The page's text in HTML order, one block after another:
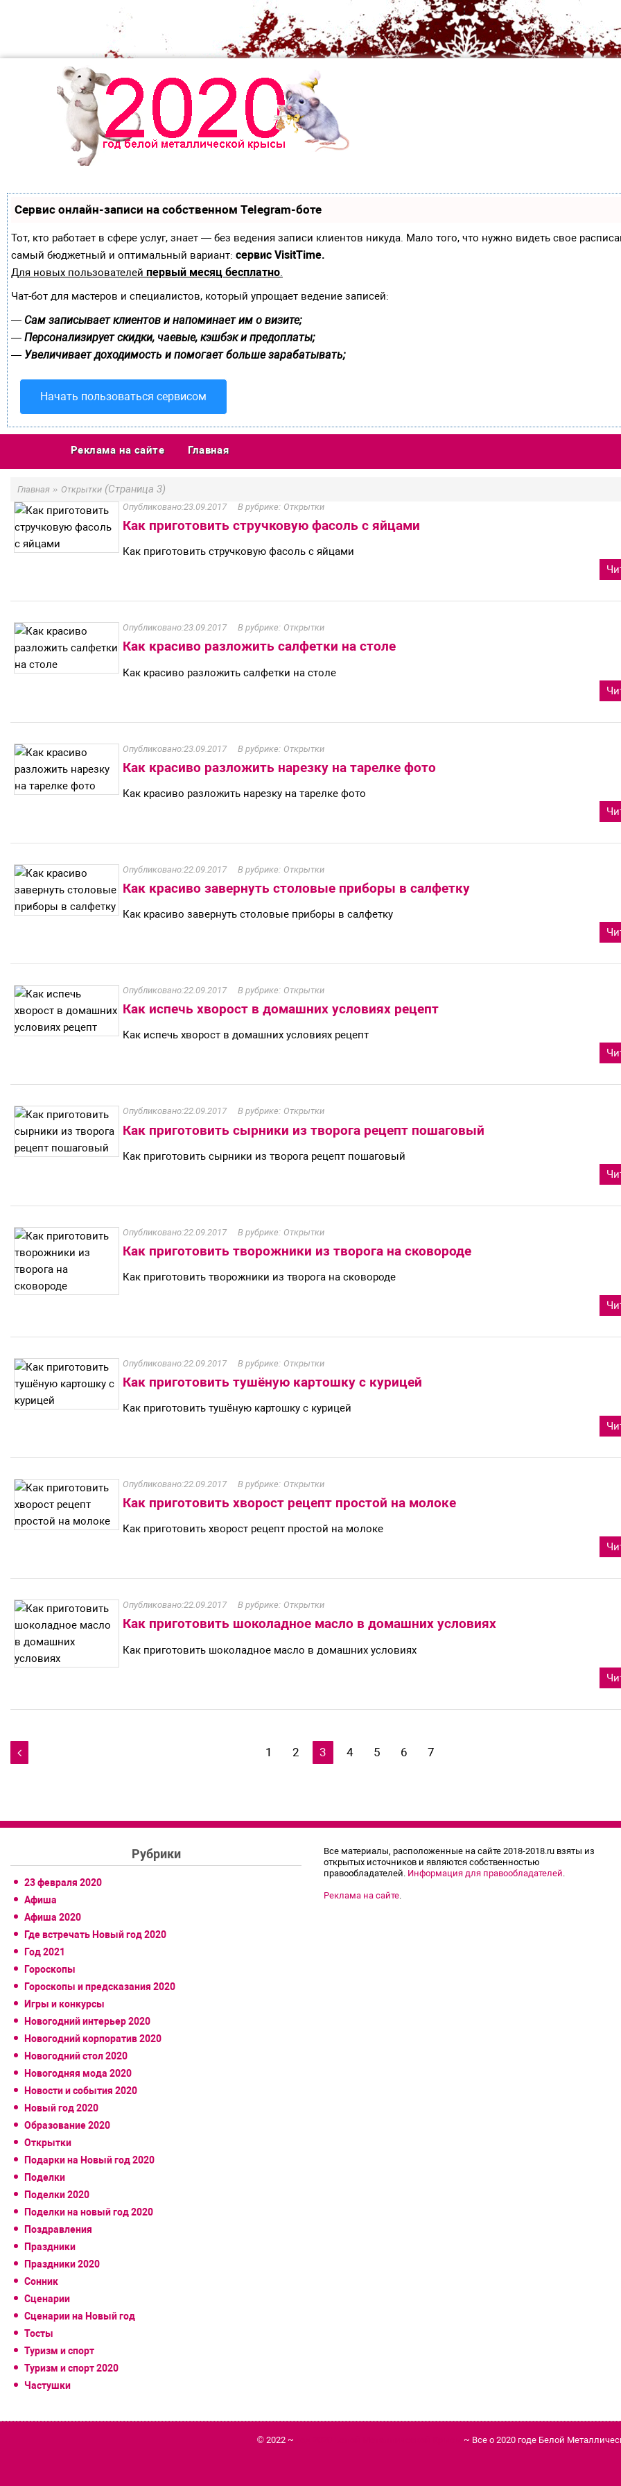
Сервис онлайн-записи на собственном Telegram-боте
Тот, кто работает в сфере услуг, знает — без ведения записи клиентов никуда. Мало того, что нужно видеть свое
самый бюджетный и оптимальный вариант: сервис VisitTime.
Для новых пользователей первый месяц бесплатно.
Чат-бот для мастеров и специалистов, который упрощает ведение записей:
— Сам записывает клиентов и напоминает им о визите;
— Персонализирует скидки, чаевые, кэшбэк и предоплаты;
— Увеличивает доходимость и помогает больше зарабатывать;
Начать пользоваться сервисом
Реклама на сайте Главная
Главная » Открытки (Страница 3)
23.09.2017 Открытки
Как приготовить стручковую фасоль с яйцами
Как приготовить стручковую фасоль с яйцами
23.09.2017 Открытки
Как красиво разложить салфетки на столе
Как красиво разложить салфетки на столе
23.09.2017 Открытки
Как красиво разложить нарезку на тарелке фото
Как красиво разложить нарезку на тарелке фото
22.09.2017 Открытки
Как красиво завернуть столовые приборы в салфетку
Как красиво завернуть столовые приборы в салфетку
22.09.2017 Открытки
Как испечь хворост в домашних условиях рецепт
Как испечь хворост в домашних условиях рецепт
22.09.2017 Открытки
Как приготовить сырники из творога рецепт пошаговый
Как приготовить сырники из творога рецепт пошаговый
22.09.2017 Открытки
Как приготовить творожники из творога на сковороде
Как приготовить творожники из творога на сковороде
22.09.2017 Открытки
Как приготовить тушёную картошку с курицей
Как приготовить тушёную картошку с курицей
22.09.2017 Открытки
Как приготовить хворост рецепт простой на молоке
Как приготовить хворост рецепт простой на молоке
22.09.2017 Открытки
Как приготовить шоколадное масло в домашних условиях
Как приготовить шоколадное масло в домашних условиях
Навигация
 1 2 3 4 5 6 7
Рубрики
23 февраля 2020
Афиша
Афиша 2020
Где встречать Новый год 2020
Год 2021
Гороскопы
Гороскопы и предсказания 2020
Игры и конкурсы
Новогодний интерьер 2020
Новогодний корпоратив 2020
Новогодний стол 2020
Новогодняя мода 2020
Новости и события 2020
Новый год 2020
Образование 2020
Открытки
Подарки на Новый год 2020
Поделки
Поделки 2020
Поделки на новый год 2020
Поздравления
Праздники
Праздники 2020
Сонник
Сценарии
Сценарии на Новый год
Тосты
Туризм и спорт
Туризм и спорт 2020
Частушки
Все материалы, расположенные на сайте 2018-2018.ru взяты из
открытых источников и являются собственностью
правообладателей. Информация для правообладателей.
Реклама на сайте.
© 2022 ~ ~ Все о 2020 годе Белой